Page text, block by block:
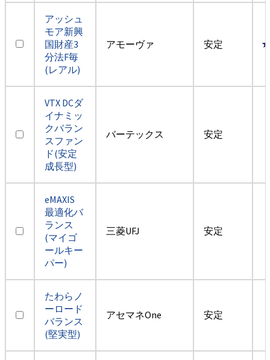
アッシュ
モア新興
国財産3
分法F毎
(レアル)
アモーヴァ 安定
VTX DCダ
イナミッ
クバラン
スファン
ド(安定
成長型)
バーテックス 安定
eMAXIS
最適化バ
ランス
(マイゴ
ールキー
パー)
三菱UFJ 安定
たわらノ
ーロード
バランス
(堅実型)
アセマネOne 安定